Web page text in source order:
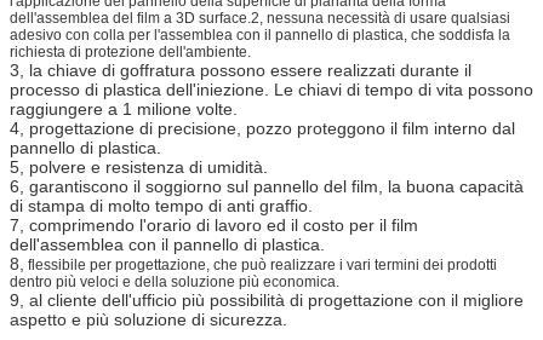
dell'assemblea del film a 3D surface.2, nessuna necessità di usare qualsiasi
adesivo con colla per l'assemblea con il pannello di plastica, che soddisfa la
richiesta di protezione dell'ambiente.
3, la chiave di goffratura possono essere realizzati durante il
processo di plastica dell'iniezione. Le chiavi di tempo di vita possono
raggiungere a 1 milione volte.
4, progettazione di precisione, pozzo proteggono il film interno dal
pannello di plastica.
5, polvere e resistenza di umidità.
6, garantiscono il soggiorno sul pannello del film, la buona capacità
di stampa di molto tempo di anti graffio.
7, comprimendo l'orario di lavoro ed il costo per il film
dell'assemblea con il pannello di plastica.
8, flessibile per progettazione, che può realizzare i vari termini dei prodotti
dentro più veloci e della soluzione più economica.
9, al cliente dell'ufficio più possibilità di progettazione con il migliore
aspetto e più soluzione di sicurezza.